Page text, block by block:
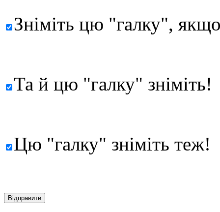
Зніміть цю "галку",
Та й цю "галку" зніміть!
Цю "галку" зніміть теж!